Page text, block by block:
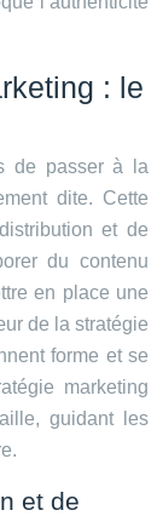
: le
de passer à la
dite. Cette
et de
du contenu
en place une
de la stratégie
forme et se
marketing
guidant les
et de